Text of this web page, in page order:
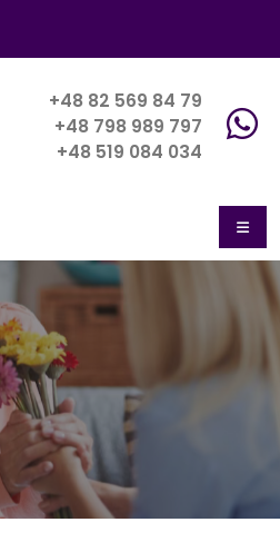
+48 82 569 84 79
+48 798 989 797
+48 519 084 034